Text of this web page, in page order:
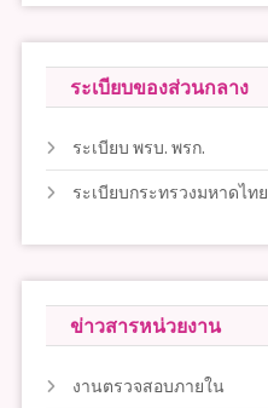
ระเบียบของส่วนกลาง
ระเบียบ พรบ. พรก.
ระเบียบกระทรวงมหาดไทย
ข่าวสารหน่วยงาน
งานตรวจสอบภายใน